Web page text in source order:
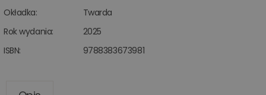
Okładka:
Twarda
Rok wydania:
2025
ISBN:
9788383673981